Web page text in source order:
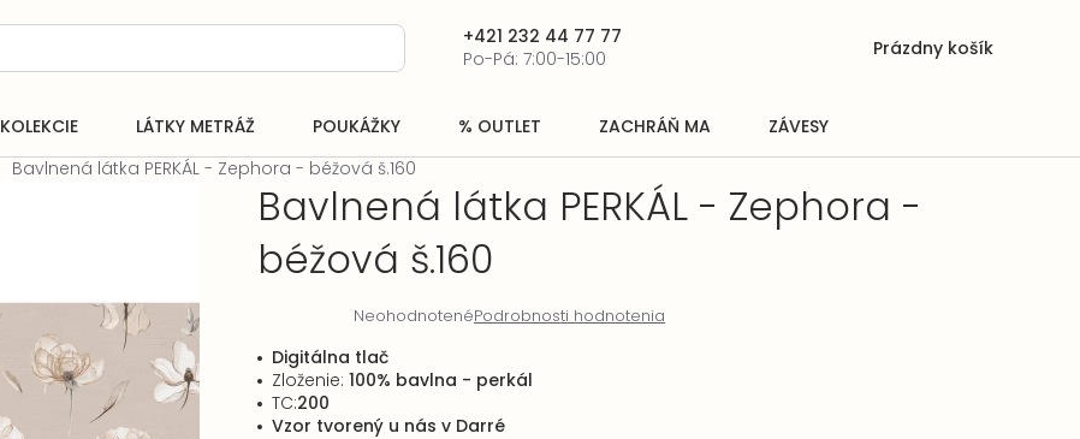
+421 232 44 77 77
Po-Pá: 7:00-15:00
Nákupný
Prázdny košík
KOLEKCIE LÁTKY METRÁŽ POUKÁŽKY % OUTLET ZACHRÁŇ MA ZÁVESY
Bavlnená látka PERKÁL - Zephora - béžová š.160
Bavlnená látka PERKÁL - Zephora -
béžová š.160
hodnotenie
produktu
0,0
NeohodnotenéPodrobnosti hodnotenia
Digitálna tlač
Zloženie: 100% bavlna - perkál
TC:200
Vzor tvorený u nás v Darré